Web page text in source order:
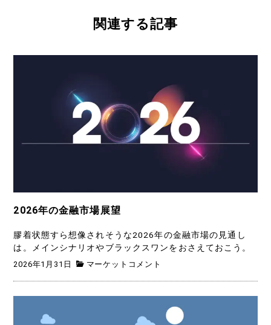
関連する記事
2026年の金融市場展望
膠着状態すら想像されそうな2026年の金融市場の見通し
は。メインシナリオやブラックスワンをおさえておこう。
2026年1月31日 マーケットコメント